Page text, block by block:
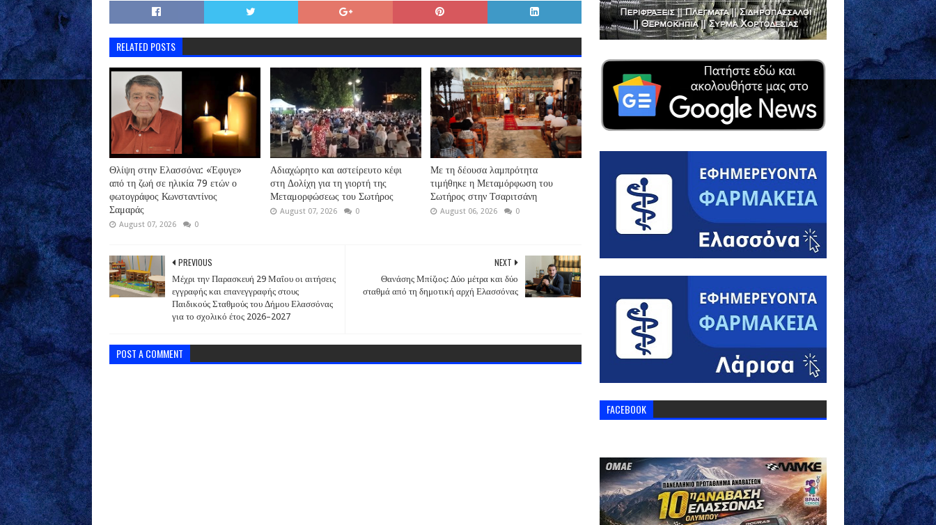
RELATED POSTS
Θλίψη στην Ελασσόνα: «Έφυγε»
από τη ζωή σε ηλικία 79 ετών ο
φωτογράφος Κωνσταντίνος
Σαμαράς
August 07, 2026 0
Αδιαχώρητο και αστείρευτο κέφι
στη Δολίχη για τη γιορτή της
Μεταμορφώσεως του Σωτήρος
August 07, 2026 0
Με τη δέουσα λαμπρότητα
τιμήθηκε η Μεταμόρφωση του
Σωτήρος στην Τσαριτσάνη
August 06, 2026 0
NEXT
Θανάσης Μπίζιος: Δύο μέτρα και δύο
σταθμά από τη δημοτική αρχή Ελασσόνας
PREVIOUS
Μέχρι την Παρασκευή 29 Μαΐου οι αιτήσεις
εγγραφής και επανεγγραφής στους
Παιδικούς Σταθμούς του Δήμου Ελασσόνας
για το σχολικό έτος 2026–2027
POST A COMMENT
FACEBOOK